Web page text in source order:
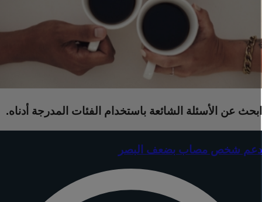
عن الأسئلة الشائعة باستخدام الفئات المدرجة أدناه.
شخص مصاب بضعف البصر